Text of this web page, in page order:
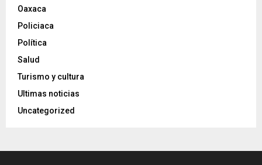
Oaxaca
Policiaca
Política
Salud
Turismo y cultura
Ultimas noticias
Uncategorized